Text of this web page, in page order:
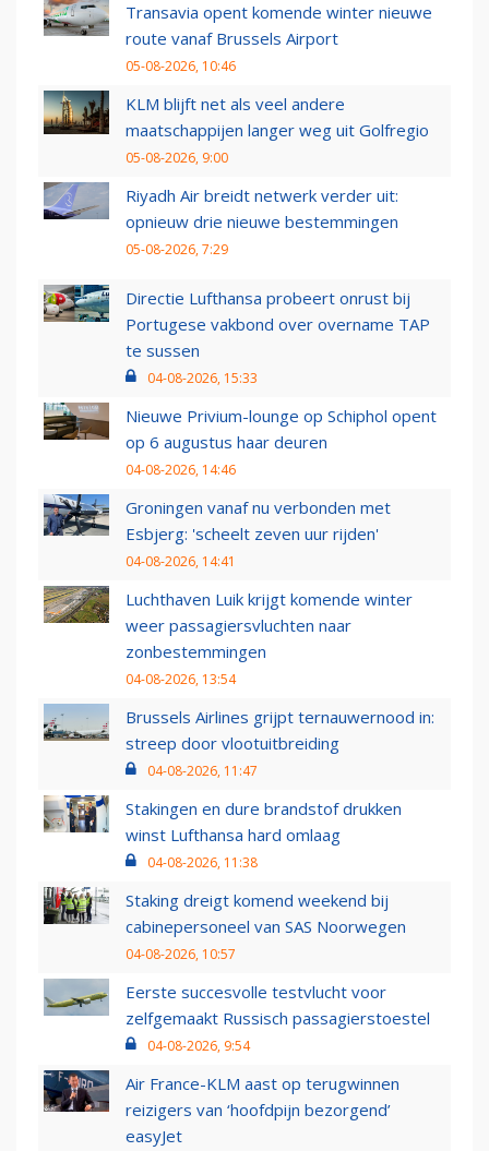
Transavia opent komende winter nieuwe
route vanaf Brussels Airport
05-08-2026, 10:46
KLM blijft net als veel andere
maatschappijen langer weg uit Golfregio
05-08-2026, 9:00
Riyadh Air breidt netwerk verder uit:
opnieuw drie nieuwe bestemmingen
05-08-2026, 7:29
Directie Lufthansa probeert onrust bij
Portugese vakbond over overname TAP
te sussen
04-08-2026, 15:33
Nieuwe Privium-lounge op Schiphol opent
op 6 augustus haar deuren
04-08-2026, 14:46
Groningen vanaf nu verbonden met
Esbjerg: 'scheelt zeven uur rijden'
04-08-2026, 14:41
Luchthaven Luik krijgt komende winter
weer passagiersvluchten naar
zonbestemmingen
04-08-2026, 13:54
Brussels Airlines grijpt ternauwernood in:
streep door vlootuitbreiding
04-08-2026, 11:47
Stakingen en dure brandstof drukken
winst Lufthansa hard omlaag
04-08-2026, 11:38
Staking dreigt komend weekend bij
cabinepersoneel van SAS Noorwegen
04-08-2026, 10:57
Eerste succesvolle testvlucht voor
zelfgemaakt Russisch passagierstoestel
04-08-2026, 9:54
Air France-KLM aast op terugwinnen
reizigers van ‘hoofdpijn bezorgend’
easyJet